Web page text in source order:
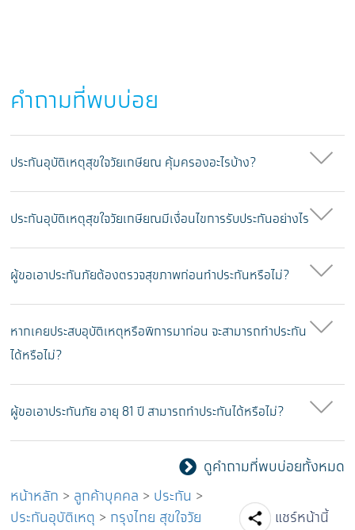
คำถามที่พบบ่อย
ประกันอุบัติเหตุสุขใจวัยเกษียณ คุ้มครองอะไรบ้าง?
ประกันอุบัติเหตุสุขใจวัยเกษียณมีเงื่อนไขการรับประกันอย่างไร
ผู้ขอเอาประกันภัยต้องตรวจสุขภาพก่อนทำประกันหรือไม่?
หากเคยประสบอุบัติเหตุหรือพิการมาก่อน จะสามารถทำประกัน
ได้หรือไม่?
ผู้ขอเอาประกันภัย อายุ 81 ปี สามารถทำประกันได้หรือไม่?
ดูคำถามที่พบบ่อยทั้งหมด
หน้าหลัก > ลูกค้าบุคคล > ประกัน >
ประกันอุบัติเหตุ > กรุงไทย สุขใจวัย
แชร์หน้านี้
Facebook
Line